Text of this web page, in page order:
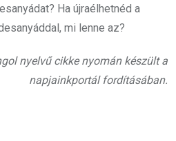
Ha újraélhetnéd a
mi lenne az?
nyelvű cikke nyomán készült a
napjainkportál fordításában.